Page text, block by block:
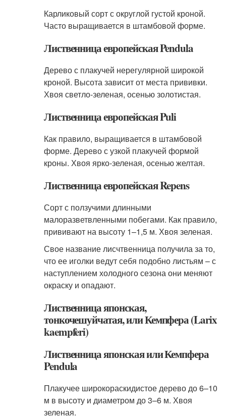
Карликовый сорт с округлой густой кроной.
Часто выращивается в штамбовой форме.
Лиственница европейская Pendula
Дерево с плакучей нерегулярной широкой
кроной. Высота зависит от места прививки.
Хвоя светло-зеленая, осенью золотистая.
Лиственница европейская Puli
Как правило, выращивается в штамбовой
форме. Дерево с узкой плакучей формой
кроны. Хвоя ярко-зеленая, осенью желтая.
Лиственница европейская Repens
Сорт с ползучими длинными
малоразветвленными побегами. Как правило,
прививают на высоту 1–1,5 м. Хвоя зеленая.
Свое название лисчтвенница получила за то,
что ее иголки ведут себя подобно листьям – с
наступлением холодного сезона они меняют
окраску и опадают.
Лиственница японская,
тонкочешуйчатая, или Кемпфера (Larix
kaempferi)
Лиственница японская или Кемпфера
Pendula
Плакучее широкораскидистое дерево до 6–10
м в высоту и диаметром до 3–6 м. Хвоя
зеленая.